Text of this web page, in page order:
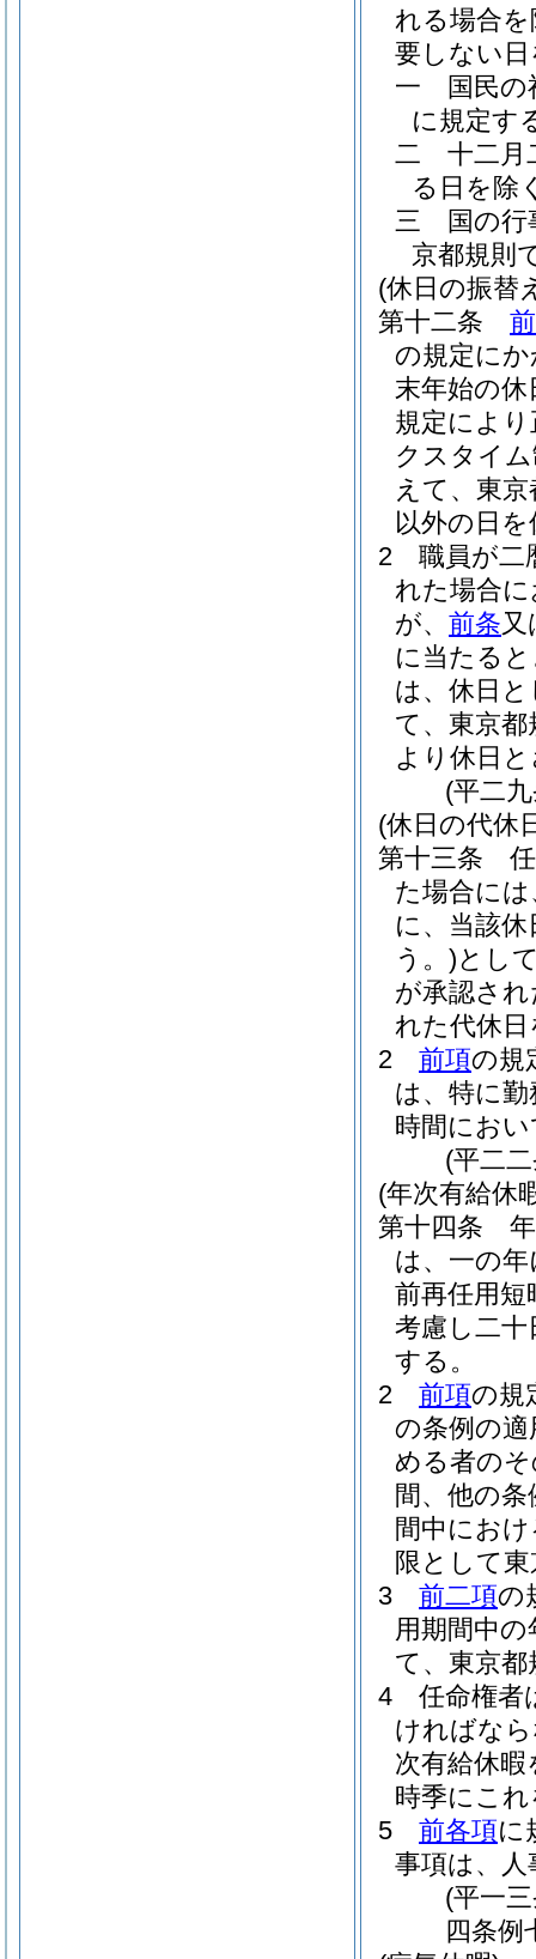
れる場合
要しない
一
国民
に規定す
二
十二月
る日を除
三
国の
京都規則
(休日の振替
第十二条
の規定に
末年始の
規定によ
クスタイ
えて、東
以外の日
2
職員が二
れた場合
が、 前条又
に当たる
は、休日
て、東京
より休日
(平二
(休日の代休
第十三条
た場合に
に、当該
う。)とし
が承認さ
れた代休
2
前項の規
は、特に
時間にお
(平二
(年次有給休
第十四条
は、一の
前再任用
考慮し二
する。
2
前項の規
の条例の
める者の
間、他の
間中にお
限として
3
前二項の
用期間中
て、東京
4
任命権者
ければな
次有給休
時季にこ
5
前各項に
事項は、
(平一
四条例